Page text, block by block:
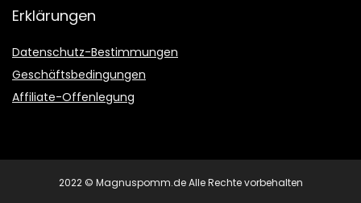
Erklärungen
Datenschutz-Bestimmungen
Geschäftsbedingungen
Affiliate-Offenlegung
2022 © Magnuspomm.de Alle Rechte vorbehalten